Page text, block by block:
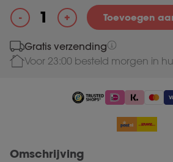
Elke maand
64.95
Original price
58.46Current
Meest gekozen
58.46
Gratis verzending
Voor 23:00 besteld morgen in
-
Lactase 20.000 aantal
+ Toevoegen
Omschrijving